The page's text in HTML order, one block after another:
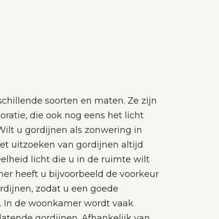
soorten en maten. Ze zijn
die ook nog eens het licht
u gordijnen als zonwering in
uitzoeken van gordijnen altijd
licht die u in de ruimte wilt
heeft u bijvoorbeeld de voorkeur
zodat u een goede
de woonkamer wordt vaak